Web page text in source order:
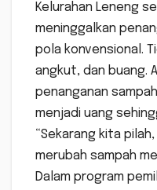
Kelurahan Leneng
meninggalkan
pola konvensional.
angkut, dan buang.
penanganan
menjadi uang
“Sekarang kita
merubah sampah
Dalam program